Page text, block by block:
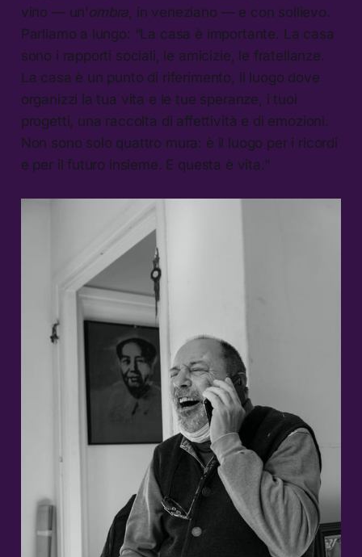
vino — un’ombra, in veneziano — e con sollievo.
Parliamo a lungo: “La casa è importante. La casa
sono i rapporti sociali, le amicizie, le fratellanze.
La casa è un punto di riferimento, il luogo dove
organizzi la tua vita e le tue speranze, i tuoi
progetti, una raccolta di affettività e di emozioni.
Non sono solo quattro mura: è il luogo per i ricordi
e per il futuro insieme. E questa è vita.”